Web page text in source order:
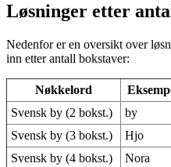
Løsninger etter
Nedenfor er en oversikt over
inn etter antall bokstaver:
Nøkkelord
Svensk by (2 bokst.)
by
Svensk by (3 bokst.)
Hjo
Svensk by (4 bokst.)
Nora